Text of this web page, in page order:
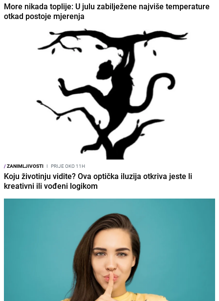
More nikada toplije: U julu zabilježene najviše temperature
otkad postoje mjerenja
/ZANIMLJIVOSTI I PRIJE OKO 11H
Koju životinju vidite? Ova optička iluzija otkriva jeste li
kreativni ili vođeni logikom